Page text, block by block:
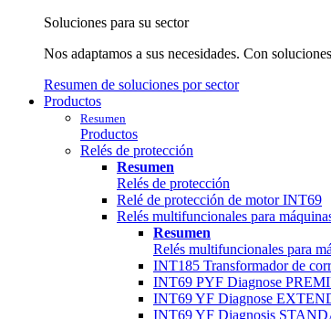
Soluciones para su sector
Nos adaptamos a sus necesidades. Con
Resumen de soluciones por sector
Productos
Resumen
Productos
Relés de protección
Resumen
Relés de protección
Relé de protección de motor INT69
Relés multifuncionales para
Resumen
Relés multifuncionales para
INT185 Transformador de
INT69 PYF Diagnose
INT69 YF Diagnose
INT69 YF Diagnosis